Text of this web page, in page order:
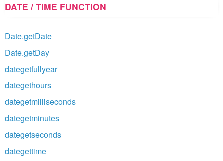
DATE / TIME FUNCTION
Date.getDate
Date.getDay
dategetfullyear
dategethours
dategetmilliseconds
dategetminutes
dategetseconds
dategettime